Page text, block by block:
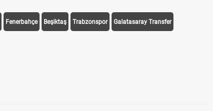
Fenerbahçe Beşiktaş Trabzonspor Galatasaray Transfer